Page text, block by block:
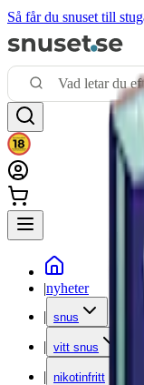
Så får du snuset till
|nyheter
| snus
| vitt snus
| nikotinfritt